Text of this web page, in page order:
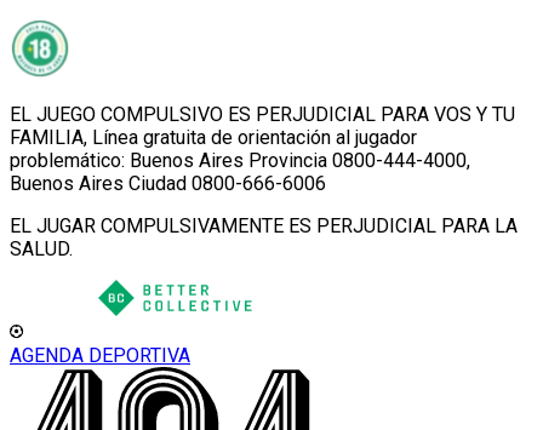
EL JUEGO COMPULSIVO ES PERJUDICIAL PARA VOS Y TU
FAMILIA, Línea gratuita de orientación al jugador
problemático: Buenos Aires Provincia 0800-444-4000,
Buenos Aires Ciudad 0800-666-6006
EL JUGAR COMPULSIVAMENTE ES PERJUDICIAL PARA LA
SALUD.
AGENDA DEPORTIVA